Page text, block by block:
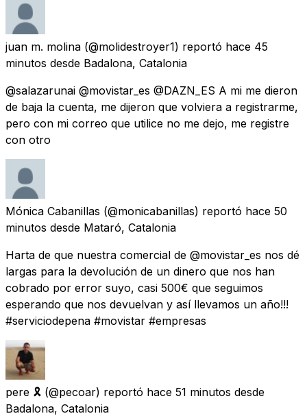
juan m. molina (@molidestroyer1) reportó hace 45
minutos desde Badalona, Catalonia
@salazarunai @movistar_es @DAZN_ES A mi me dieron
de baja la cuenta, me dijeron que volviera a registrarme,
pero con mi correo que utilice no me dejo, me registre
con otro
Mónica Cabanillas (@monicabanillas) reportó hace 50
minutos desde Mataró, Catalonia
Harta de que nuestra comercial de @movistar_es nos dé
largas para la devolución de un dinero que nos han
cobrado por error suyo, casi 500€ que seguimos
esperando que nos devuelvan y así llevamos un año!!!
#serviciodepena #movistar #empresas
pere 🎗 (@pecoar) reportó hace 51 minutos desde
Badalona, Catalonia